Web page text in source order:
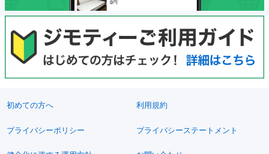
初めての方へ 利用規約
プライバシーポリシー プライバシーステートメント